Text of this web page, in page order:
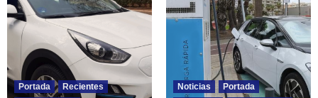
Portada
Recientes
Noticias
Portada